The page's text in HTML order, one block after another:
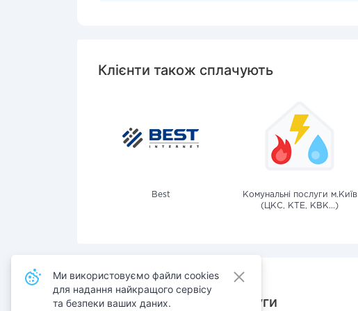
Клієнти також сплачують
Best
Комунальні послуги м.Київ
(ЦКС, КТЕ, КВК...)
Також сплачують послуги
Ми використовуємо файли cookies
для надання найкращого сервісу
та безпеки ваших даних.